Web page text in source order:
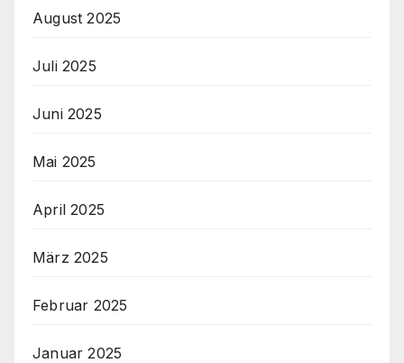
August 2025
Juli 2025
Juni 2025
Mai 2025
April 2025
März 2025
Februar 2025
Januar 2025